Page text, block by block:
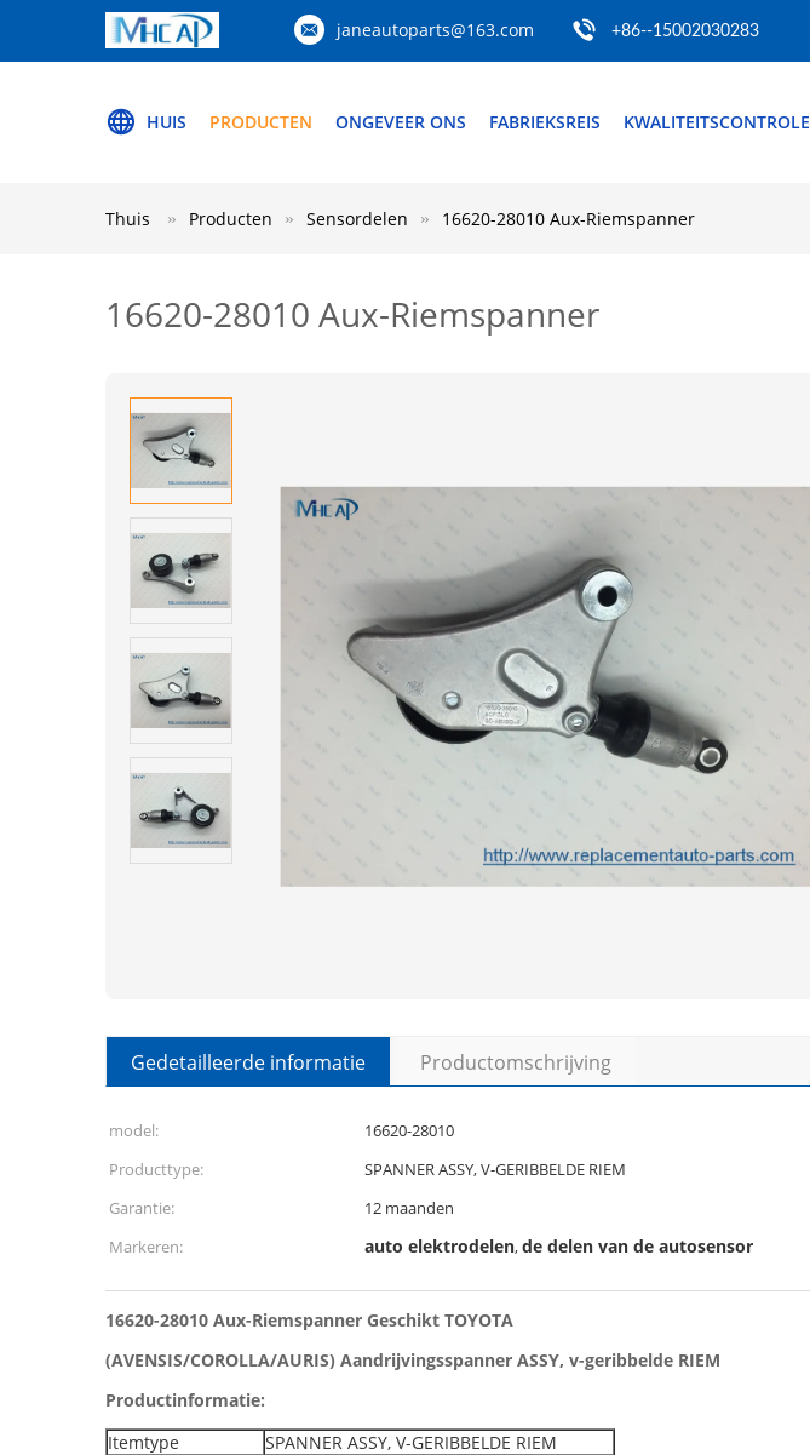
janeautoparts@163.com +86--15002030283
HUIS PRODUCTEN ONGEVEER ONS FABRIEKSREIS KWALITEITSCONTROLE
Thuis Producten Sensordelen 16620-28010 Aux-Riemspanner
16620-28010 Aux-Riemspanner
Gedetailleerde informatie Productomschrijving
model: 16620-28010
Producttype:
SPANNER ASSY, V-GERIBBELDE RIEM
Garantie:
12 maanden
Markeren:
auto elektrodelen,de delen van de autosensor
16620-28010 Aux-Riemspanner Geschikt TOYOTA
(AVENSIS/COROLLA/AURIS) Aandrijvingsspanner ASSY, v-geribbelde RIEM
Productinformatie:
Itemtype
SPANNER ASSY, V-GERIBBELDE RIEM